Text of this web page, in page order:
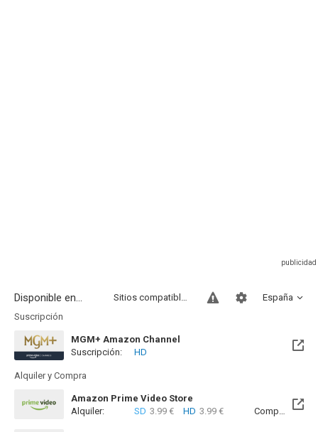
Disponible en... España
Sitios compatibles
Suscripción
MGM+ Amazon Channel
Suscripción:
HD
Alquiler y Compra
Amazon Prime Video Store
Alquiler:
SD 3.99 € HD 3.99 € Compra: SD